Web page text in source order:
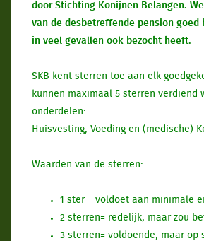
door Stichting Konijnen Belangen.
van de desbetreffende pension goed
in veel gevallen ook bezocht heeft.
SKB kent sterren toe aan elk
kunnen maximaal 5 sterren verdiend
onderdelen:
Huisvesting, Voeding en (medische)
Waarden van de sterren:
1 ster = voldoet aan minimale
2 sterren= redelijk, maar zou
3 sterren= voldoende, maar op